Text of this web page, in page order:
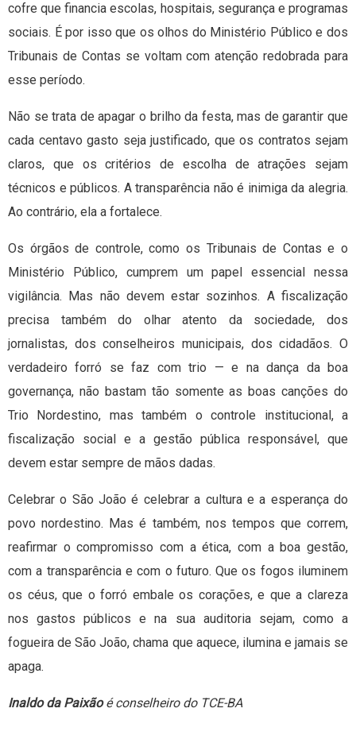
cofre que financia escolas, hospitais, segurança e programas
sociais. É por isso que os olhos do Ministério Público e dos
Tribunais de Contas se voltam com atenção redobrada para
esse período.
Não se trata de apagar o brilho da festa, mas de garantir que
cada centavo gasto seja justificado, que os contratos sejam
claros, que os critérios de escolha de atrações sejam
técnicos e públicos. A transparência não é inimiga da alegria.
Ao contrário, ela a fortalece.
Os órgãos de controle, como os Tribunais de Contas e o
Ministério Público, cumprem um papel essencial nessa
vigilância. Mas não devem estar sozinhos. A fiscalização
precisa também do olhar atento da sociedade, dos
jornalistas, dos conselheiros municipais, dos cidadãos. O
verdadeiro forró se faz com trio — e na dança da boa
governança, não bastam tão somente as boas canções do
Trio Nordestino, mas também o controle institucional, a
fiscalização social e a gestão pública responsável, que
devem estar sempre de mãos dadas.
Celebrar o São João é celebrar a cultura e a esperança do
povo nordestino. Mas é também, nos tempos que correm,
reafirmar o compromisso com a ética, com a boa gestão,
com a transparência e com o futuro. Que os fogos iluminem
os céus, que o forró embale os corações, e que a clareza
nos gastos públicos e na sua auditoria sejam, como a
fogueira de São João, chama que aquece, ilumina e jamais se
apaga.
Inaldo da Paixãoé conselheiro do TCE-BA